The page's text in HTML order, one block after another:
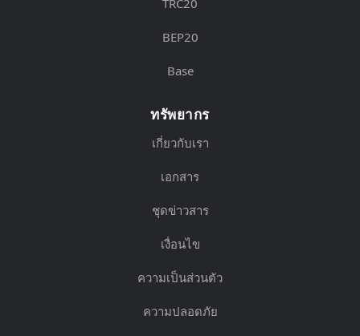
TRC20
BEP20
Base
ทรัพยากร
เกี่ยวกับเรา
เอกสาร
ชุดข่าวสาร
เงื่อนไข
ความเป็นส่วนตัว
ความปลอดภัย